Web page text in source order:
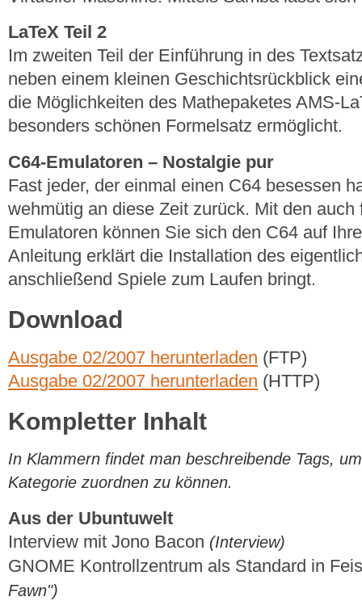
LaTeX Teil 2
Im zweiten Teil der Einführung in des
neben einem kleinen Geschichtsrückblick
die Möglichkeiten des Mathepaketes AMS-
besonders schönen Formelsatz ermöglicht.
C64-Emulatoren – Nostalgie pur
Fast jeder, der einmal einen C64 besessen
wehmütig an diese Zeit zurück. Mit den
Emulatoren können Sie sich den C64 auf
Anleitung erklärt die Installation des
anschließend Spiele zum Laufen bringt.
Download
Ausgabe 02/2007 herunterladen (FTP)
Ausgabe 02/2007 herunterladen (HTTP)
Kompletter Inhalt
In Klammern findet man beschreibende Tags,
Kategorie zuordnen zu können.
Aus der Ubuntuwelt
Interview mit Jono Bacon (Interview)
GNOME Kontrollzentrum als Standard in
Fawn")